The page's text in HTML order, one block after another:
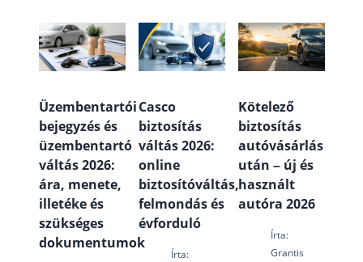
Üzembentartói
bejegyzés és
üzembentartó
váltás 2026:
ára, menete,
illetéke és
szükséges
dokumentumok
Casco
biztosítás
váltás 2026:
online
biztosítóváltás,
felmondás és
évforduló
Írta:
Kötelező
biztosítás
autóvásárlás
után – új és
használt
autóra 2026
Írta:
Grantis